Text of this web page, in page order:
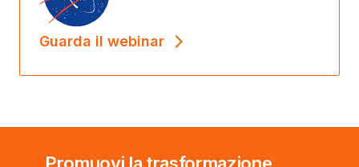
Guarda il webinar